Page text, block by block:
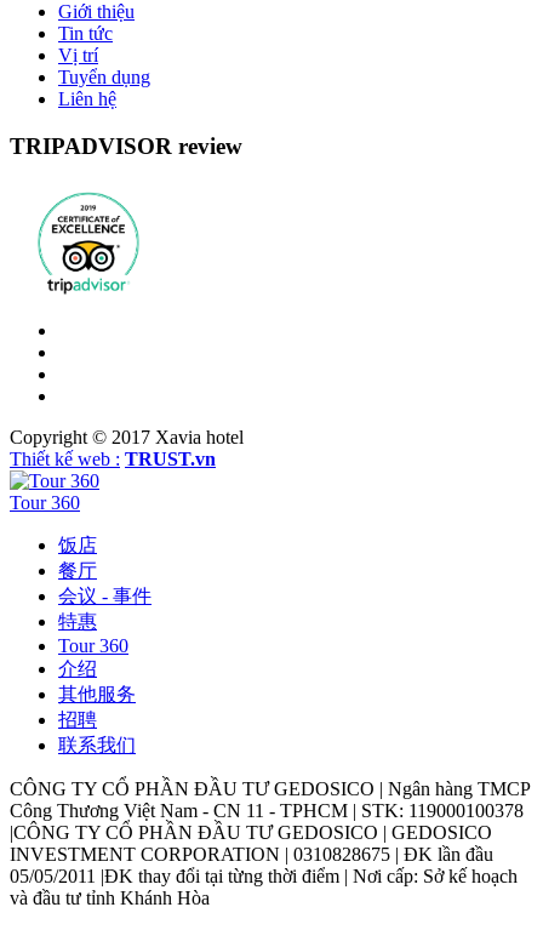
Giới thiệu
Tin tức
Vị trí
Tuyển dụng
Liên hệ
TRIPADVISOR review
Copyright © 2017 Xavia hotel
Thiết kế web : TRUST.vn
Tour 360
饭店
餐厅
会议 - 事件
特惠
Tour 360
介绍
其他服务
招聘
联系我们
CÔNG TY CỔ PHẦN ĐẦU TƯ GEDOSICO | Ngân hàng TMCP
Công Thương Việt Nam - CN 11 - TPHCM | STK: 119000100378
|CÔNG TY CỔ PHẦN ĐẦU TƯ GEDOSICO | GEDOSICO
INVESTMENT CORPORATION | 0310828675 | ĐK lần đầu
05/05/2011 |ĐK thay đổi tại từng thời điểm | Nơi cấp: Sở kế hoạch
và đầu tư tỉnh Khánh Hòa